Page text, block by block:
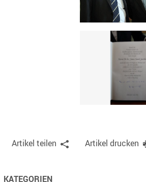
Artikel teilen Artikel drucken
KATEGORIEN